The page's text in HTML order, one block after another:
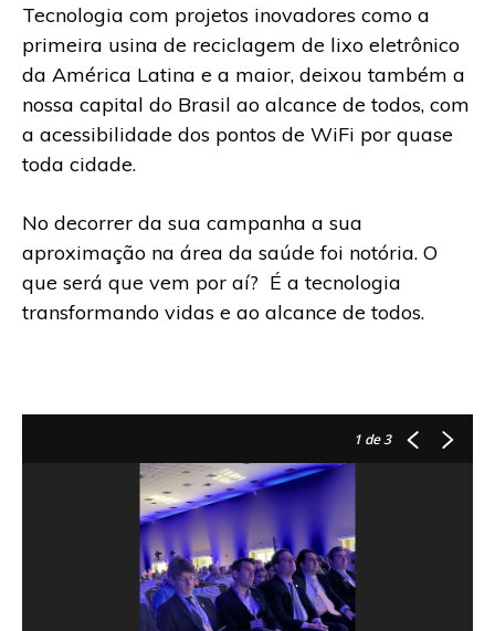
Tecnologia com projetos inovadores como a
primeira usina de reciclagem de lixo eletrônico
da América Latina e a maior, deixou também a
nossa capital do Brasil ao alcance de todos, com
a acessibilidade dos pontos de WiFi por quase
toda cidade.
No decorrer da sua campanha a sua
aproximação na área da saúde foi notória. O
que será que vem por aí? É a tecnologia
transformando vidas e ao alcance de todos.
1 de 3